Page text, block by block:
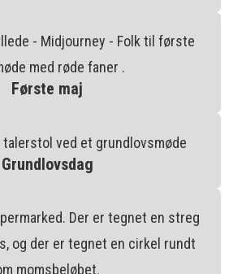
Første maj
Grundlovsdag